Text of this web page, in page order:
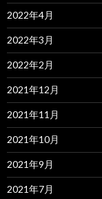
2022年4月
2022年3月
2022年2月
2021年12月
2021年11月
2021年10月
2021年9月
2021年7月